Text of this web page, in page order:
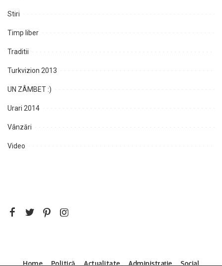
Stiri
Timp liber
Traditii
Turkvizion 2013
UN ZÂMBET :)
Urari 2014
Vânzări
Video
Home Politică Actualitate Administrație Social